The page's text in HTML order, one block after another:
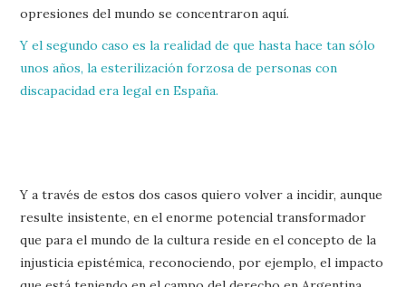
opresiones del mundo se concentraron aquí.
Y el segundo caso es la realidad de que hasta hace tan sólo
unos años, la esterilización forzosa de personas con
discapacidad era legal en España.
Y a través de estos dos casos quiero volver a incidir, aunque
resulte insistente, en el enorme potencial transformador
que para el mundo de la cultura reside en el concepto de la
injusticia epistémica, reconociendo, por ejemplo, el impacto